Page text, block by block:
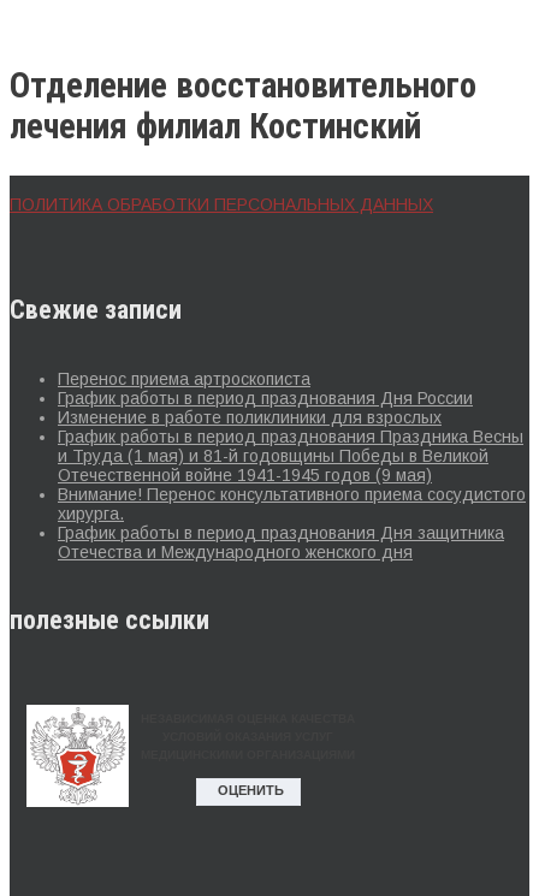
Отделение восстановительного
лечения филиал Костинский
ПОЛИТИКА ОБРАБОТКИ ПЕРСОНАЛЬНЫХ ДАННЫХ
Свежие записи
Перенос приема артроскописта
График работы в период празднования Дня России
Изменение в работе поликлиники для взрослых
График работы в период празднования Праздника Весны
и Труда (1 мая) и 81-й годовщины Победы в Великой
Отечественной войне 1941-1945 годов (9 мая)
Внимание! Перенос консультативного приема сосудистого
хирурга.
График работы в период празднования Дня защитника
Отечества и Международного женского дня
полезные ссылки